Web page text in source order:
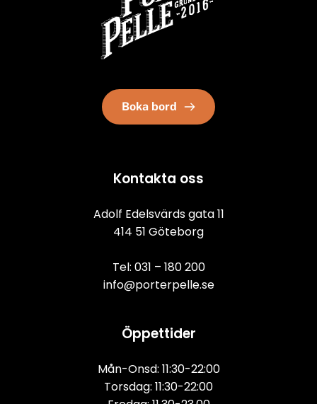
Boka bord
Kontakta oss
Adolf Edelsvärds gata 11
414 51 Göteborg
Tel: 031 – 180 200
info@porterpelle.se
Öppettider
Mån-Onsd: 11:30-22:00
Torsdag: 11:30-22:00